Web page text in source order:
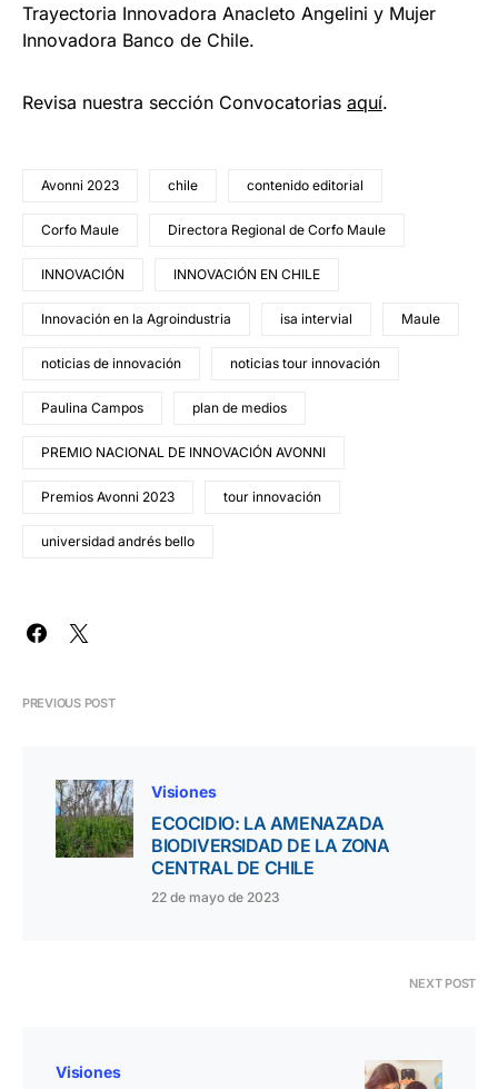
Trayectoria Innovadora Anacleto Angelini y Mujer
Innovadora Banco de Chile.
Revisa nuestra sección Convocatorias aquí.
Avonni 2023 chile contenido editorial
Corfo Maule Directora Regional de Corfo Maule
INNOVACIÓN INNOVACIÓN EN CHILE
Innovación en la Agroindustria isa intervial Maule
noticias de innovación noticias tour innovación
Paulina Campos plan de medios
PREMIO NACIONAL DE INNOVACIÓN AVONNI
Premios Avonni 2023 tour innovación
universidad andrés bello
PREVIOUS POST
Visiones
ECOCIDIO: LA AMENAZADA
BIODIVERSIDAD DE LA ZONA
CENTRAL DE CHILE
22 de mayo de 2023
NEXT POST
Visiones